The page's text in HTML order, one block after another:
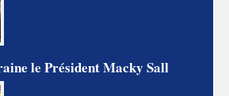
le Président Macky Sall